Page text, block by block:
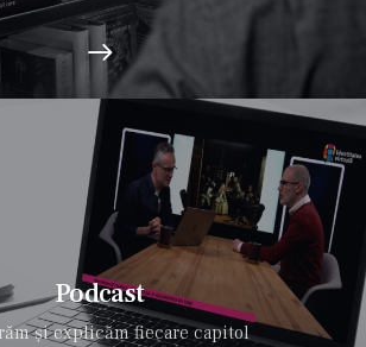
Podcast
și explicăm fiecare capitol